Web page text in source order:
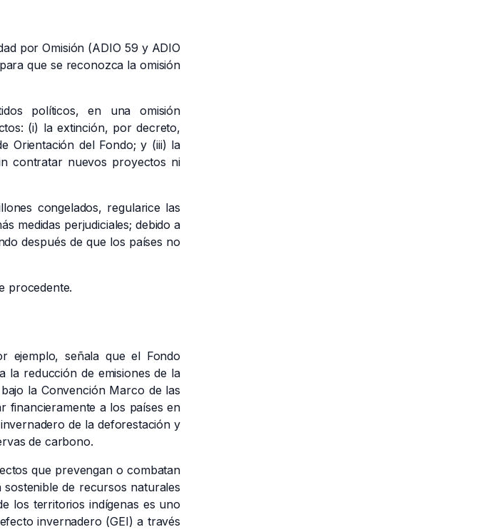
por Omisión (ADIO 59 y ADIO
que se reconozca la omisión
políticos, en una omisión
(i) la extinción, por decreto,
Orientación del Fondo; y (iii) la
contratar nuevos proyectos ni
congelados, regularice las
medidas perjudiciales; debido a
después de que los países no
procedente.
ejemplo, señala queel Fondo
la reducción de emisiones de la
la Convención Marco de las
financieramente a los países en
de la deforestación y
de carbono.
que prevengan o combatan
de recursos naturales
los territorios indígenas es uno
invernadero (GEI) a través